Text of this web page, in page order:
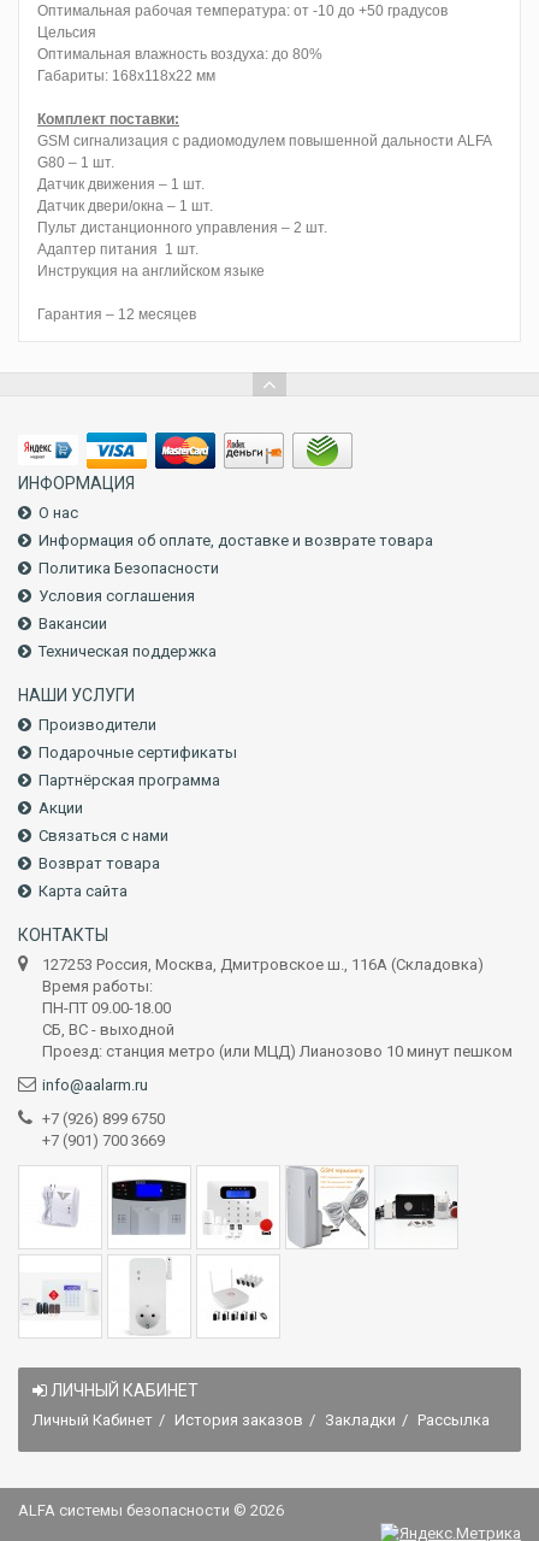
Оптимальная рабочая температура: от -10 до +50 градусов
Цельсия
Оптимальная влажность воздуха: до 80%
Габариты: 168х118х22 мм
Комплект поставки:
GSM сигнализация с радиомодулем повышенной дальности ALFA
G80 – 1 шт.
Датчик движения – 1 шт.
Датчик двери/окна – 1 шт.
Пульт дистанционного управления – 2 шт.
Адаптер питания 1 шт.
Инструкция на английском языке
Гарантия – 12 месяцев
ИНФОРМАЦИЯ
О нас
Информация об оплате, доставке и возврате товара
Политика Безопасности
Условия соглашения
Вакансии
Техническая поддержка
НАШИ УСЛУГИ
Производители
Подарочные сертификаты
Партнёрская программа
Акции
Связаться с нами
Возврат товара
Карта сайта
КОНТАКТЫ
127253 Россия, Москва, Дмитровское ш., 116А (Складовка)
Время работы:
ПН-ПТ 09.00-18.00
СБ, ВС - выходной
Проезд: станция метро (или МЦД) Лианозово 10 минут пешком
info@aalarm.ru
+7 (926) 899 6750
+7 (901) 700 3669
ЛИЧНЫЙ КАБИНЕТ
Личный Кабинет История заказов Закладки Рассылка
ALFA системы безопасности © 2026